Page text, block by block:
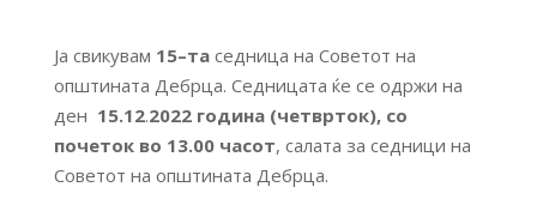
Ја свикувам 15–таседница на Советот на
општината Дебрца. Седницата ќе се одржи на
ден 15.12.2022 година (четврток), со
почеток во 13.00 часот, салата за седници на
Советот на општината Дебрца.